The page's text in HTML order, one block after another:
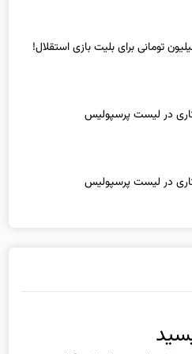
در لیست پرسپولیس
در لیست پرسپولیس